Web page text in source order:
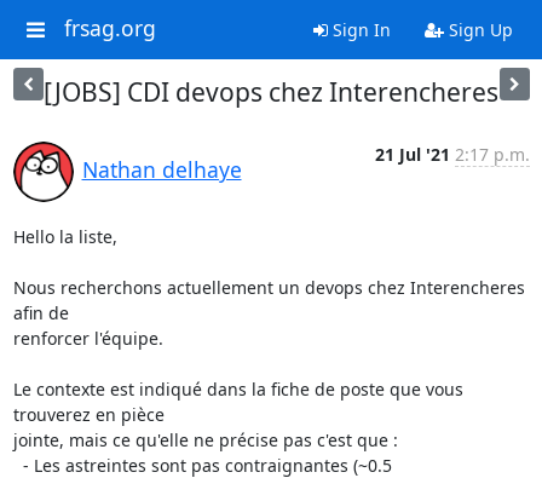
frsag.org Sign In Sign Up
[JOBS] CDI devops chez Interencheres
Nathan delhaye
21 Jul '21 2:17 p.m.
Hello la liste,
Nous recherchons actuellement un devops chez Interencheres
afin de
renforcer l'équipe.
Le contexte est indiqué dans la fiche de poste que vous
trouverez en pièce
jointe, mais ce qu'elle ne précise pas c'est que :